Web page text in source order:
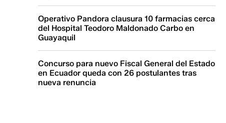
Operativo Pandora clausura 10 farmacias cerca
del Hospital Teodoro Maldonado Carbo en
Guayaquil
Concurso para nuevo Fiscal General del Estado
en Ecuador queda con 26 postulantes tras
nueva renuncia